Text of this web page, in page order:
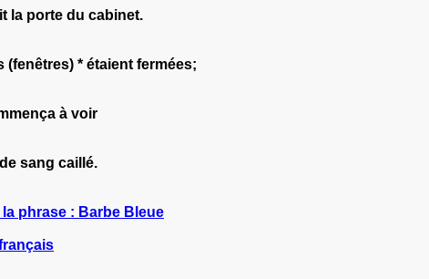
la porte du cabinet.
(fenêtres) * étaient fermées;
à voir
sang caillé.
la phrase : Barbe Bleue